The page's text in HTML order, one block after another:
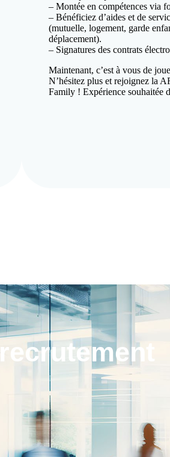
– Montée en compétences via
– Bénéficiez d’aides et de
(mutuelle, logement, garde
déplacement).
– Signatures des contrats
Maintenant, c’est à vous de
N’hésitez plus et rejoignez la
Family ! Expérience souhaitée
recrutement